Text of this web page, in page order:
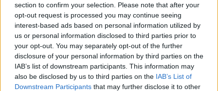
section to confirm your selection. Please note that after your
opt-out request is processed you may continue seeing
interest-based ads based on personal information utilized by
us or personal information disclosed to third parties prior to
your opt-out. You may separately opt-out of the further
disclosure of your personal information by third parties on the
IAB’s list of downstream participants. This information may
also be disclosed by us to third parties on the IAB’s List of
Downstream Participants that may further disclose it to other